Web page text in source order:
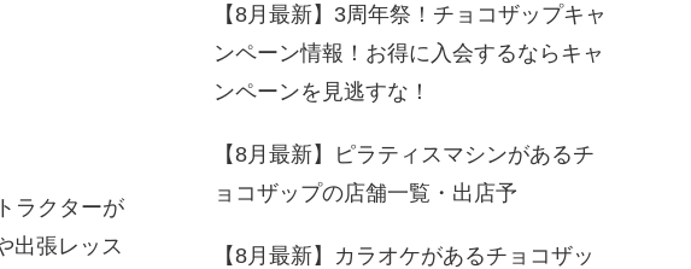
ラクターが
出張レッス
【8月最新】3周年祭！チョコザップキャ
ンペーン情報！お得に入会するならキャ
ンペーンを見逃すな！
【8月最新】ピラティスマシンがあるチ
ョコザップの店舗一覧・出店予
【8月最新】カラオケがあるチョコザッ